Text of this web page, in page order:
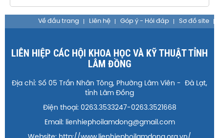
Về đầu trang Liên hệ Góp ý - Hỏi đáp Sơ đồ site
LIÊN HIỆP CÁC HỘI KHOA HỌC VÀ KỸ THUẬT TỈNH
LÂM ĐỒNG
Địa chỉ: Số 05 Trần Nhân Tông, Phường Lâm Viên - Đà Lạt,
tỉnh Lâm Đồng
Điện thoại: 0263.3533247-0263.3521668
Email: lienhiephoilamdong@gmail.com